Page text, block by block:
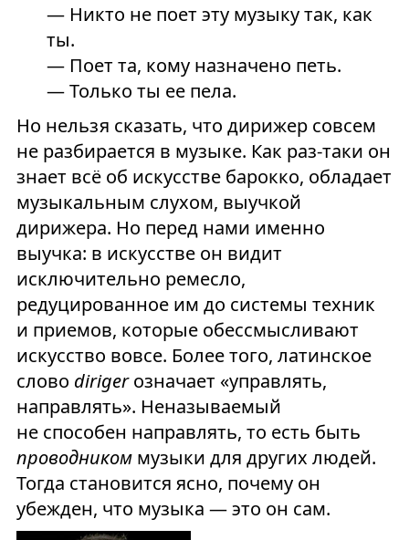
— Никто не поет эту музыку так, как
ты.
— Поет та, кому назначено петь.
— Только ты ее пела.
Но нельзя сказать, что дирижер совсем
не разбирается в музыке. Как раз-таки он
знает всё об искусстве барокко, обладает
музыкальным слухом, выучкой
дирижера. Но перед нами именно
выучка: в искусстве он видит
исключительно ремесло,
редуцированное им до системы техник
и приемов, которые обессмысливают
искусство вовсе. Более того, латинское
слово dirigerозначает «управлять,
направлять». Неназываемый
не способен направлять, то есть быть
проводникоммузыки для других людей.
Тогда становится ясно, почему он
убежден, что музыка — это он сам.